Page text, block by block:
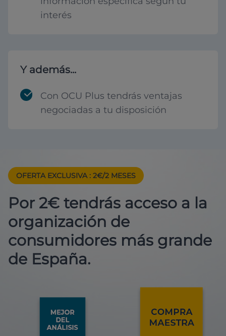
interés
Y además...
Con OCU Plus tendrás ventajas
negociadas a tu disposición
OFERTA EXCLUSIVA : 2€/2 MESES
Por 2€ tendrás acceso a la
organización de
consumidores más grande
de España.